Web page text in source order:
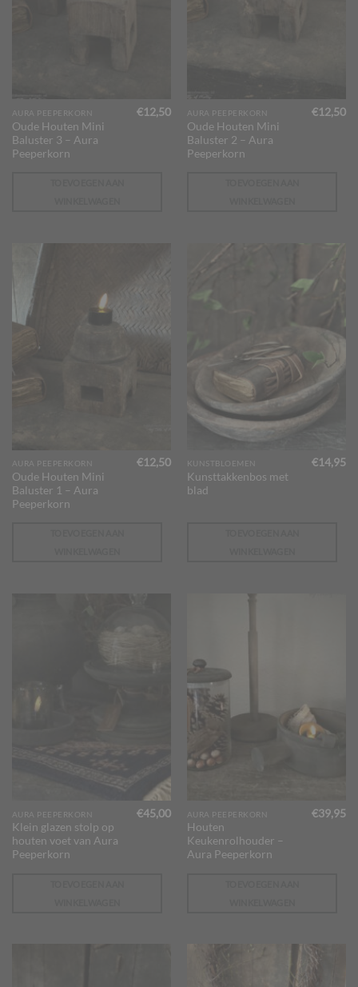
AURA PEEPERKORN
Oude Houten Mini
Baluster 3 – Aura
Peeperkorn
€12,50 AURA PEEPERKORN
Oude Houten Mini
Baluster 2 – Aura
Peeperkorn
€12,50
AURA PEEPERKORN
Oude Houten Mini
Baluster 1 – Aura
Peeperkorn
€12,50 KUNSTBLOEMEN
Kunsttakkenbos met
blad
€14,95
AURA PEEPERKORN
Klein glazen stolp op
houten voet van Aura
Peeperkorn
€45,00 AURA PEEPERKORN
Houten
Keukenrolhouder –
Aura Peeperkorn
€39,95